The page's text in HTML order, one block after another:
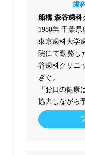
歯
船橋 森谷歯科
1980年 千葉県
東京歯科大学
院にて勤務し
谷歯科クリニ
ぎぐ。
「お口の健康
協力しながら